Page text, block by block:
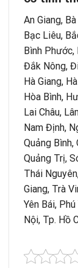
An Giang,
Bạc Liêu,
Bình Phước,
Đắk Nông,
Hà Giang,
Hòa Bình,
Lai Châu,
Nam Định,
Quảng Bình,
Quảng Trị,
Thái
Giang, Trà
Yên Bái,
Nội, Tp. Hồ